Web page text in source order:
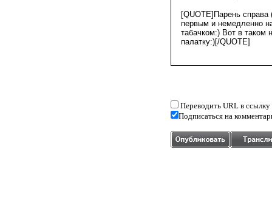
Переводить URL в ссылку
Подписаться на